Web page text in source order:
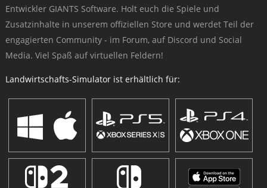
Entwickler GIANTS Software. Holt euch die Spiele und
Zusatzinhalte in unserem offiziellen Store und werdet Teil der
engagierten Community - im Forum, auf Discord und Social
Media. Viel Spaß auf virtuellen Feldern!
Landwirtschafts-Simulator ist erhältlich für: